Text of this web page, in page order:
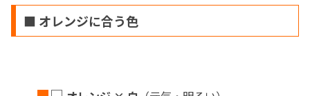
■ オレンジに合う色